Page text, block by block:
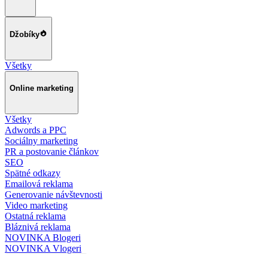
Džobíky
Všetky
Online marketing
Všetky
Adwords a PPC
Sociálny marketing
PR a postovanie článkov
SEO
Spätné odkazy
Emailová reklama
Generovanie návštevnosti
Video marketing
Ostatná reklama
Bláznivá reklama
NOVINKA Blogeri
NOVINKA Vlogeri